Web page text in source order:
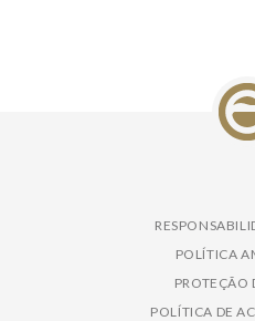
POLÍTICA
PROTEÇÃO
POLÍTICA DE